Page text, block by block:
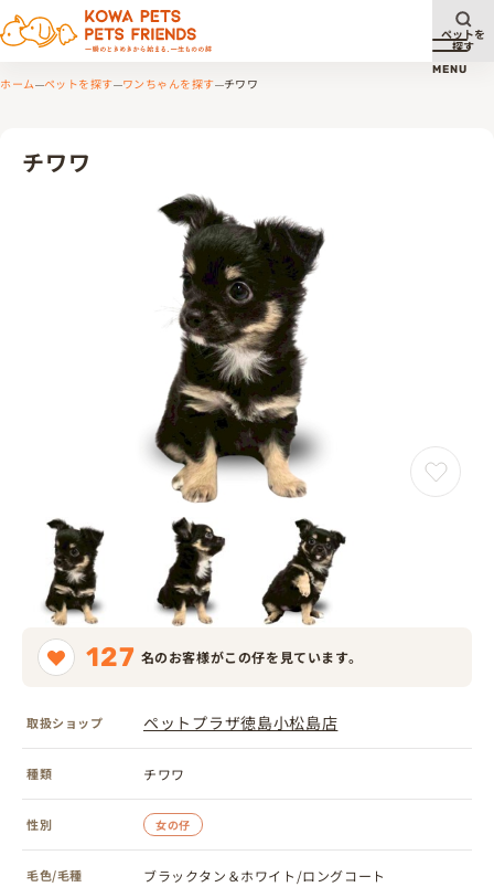
メニ
MENU
ペットを
探す
ホーム ペットを探す ワンちゃんを探す チワワ
チワワ
127 名のお客様がこの仔を見ています。
取扱ショップ ペットプラザ徳島小松島店
種類 チワワ
性別 女の仔
毛色/毛種 ブラックタン＆ホワイト/ロングコート